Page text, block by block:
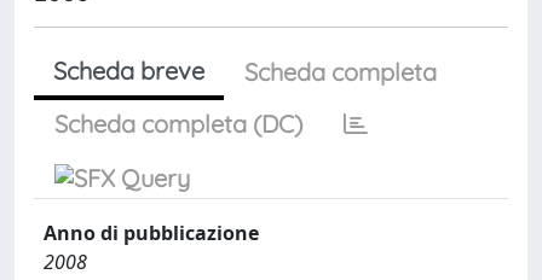
Scheda breve
Scheda completa
Scheda completa (DC)
Anno di pubblicazione
2008